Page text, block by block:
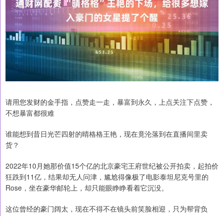
请用您发财的金手指，点赞走一走，暴富到永久，上点关注下点赞，
不想暴富都很难
谁能想到昔日光芒四射的晴格格王艳，现在竟沦落到在直播间里卖
货？
2022年10月她那价值15个亿的北京豪宅王府世纪被公开拍卖，起拍价
狂跌到11亿，结果却无人问津，尴尬得像极了电影泰坦尼克号里的
Rose，坐在豪华邮轮上，却只能眼睁睁看着它沉没。
这位曾经的豪门阔太，现在不得不在镜头前笑脸相迎，只为帮背负